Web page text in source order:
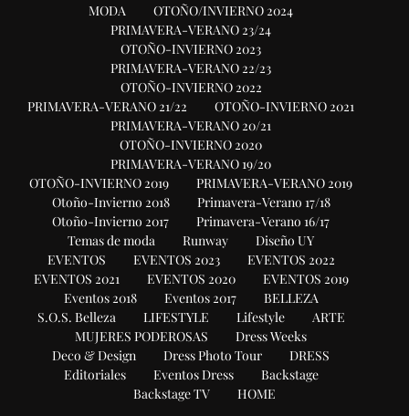
MODA
OTOÑO/INVIERNO 2024
PRIMAVERA-VERANO 23/24
OTOÑO-INVIERNO 2023
PRIMAVERA-VERANO 22/23
OTOÑO-INVIERNO 2022
PRIMAVERA-VERANO 21/22
OTOÑO-INVIERNO 2021
PRIMAVERA-VERANO 20/21
OTOÑO-INVIERNO 2020
PRIMAVERA-VERANO 19/20
OTOÑO-INVIERNO 2019
PRIMAVERA-VERANO 2019
Otoño-Invierno 2018
Primavera-Verano 17/18
Otoño-Invierno 2017
Primavera-Verano 16/17
Temas de moda
Runway
Diseño UY
EVENTOS
EVENTOS 2023
EVENTOS 2022
EVENTOS 2021
EVENTOS 2020
EVENTOS 2019
Eventos 2018
Eventos 2017
BELLEZA
S.O.S. Belleza
LIFESTYLE Lifestyle
ARTE
MUJERES PODEROSAS
Dress Weeks
Deco & Design
Dress Photo Tour
DRESS
Editoriales
Eventos Dress
Backstage
Backstage TV
HOME